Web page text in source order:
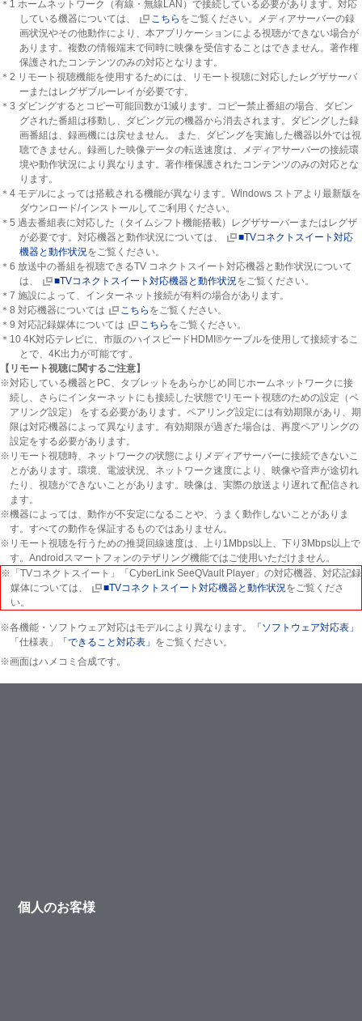
＊1 ホームネットワーク（有線・無線LAN）で接続している必要があります。対応
している機器については、
こちら をご覧ください。メディアサーバーの録
画状況やその他動作により、本アプリケーションによる視聴ができない場合が
あります。複数の情報端末で同時に映像を受信することはできません。著作権
保護されたコンテンツのみの対応となります。
＊2 リモート視聴機能を使用するためには、リモート視聴に対応したレグザサーバ
ーまたはレグザブルーレイが必要です。
＊3 ダビングするとコピー可能回数が1減ります。コピー禁止番組の場合、ダビン
グされた番組は移動し、ダビング元の機器から消去されます。ダビングした録
画番組は、録画機には戻せません。 また、ダビングを実施した機器以外では視
聴できません。録画した映像データの転送速度は、メディアサーバーの接続環
境や動作状況により異なります。著作権保護されたコンテンツのみの対応とな
ります。
＊4 モデルによっては搭載される機能が異なります。Windows ストアより最新版を
ダウンロード/インストールしてご利用ください。
＊5 過去番組表に対応した（タイムシフト機能搭載）レグザサーバーまたはレグザ
が必要です。対応機器と動作状況については、
■TVコネクトスイート対応
機器と動作状況 をご覧ください。
＊6 放送中の番組を視聴できるTV コネクトスイート対応機器と動作状況について
は、
■TVコネクトスイート対応機器と動作状況 をご覧ください。
＊7 施設によって、インターネット接続が有料の場合があります。
＊8 対応機器については
こちら をご覧ください。
＊9 対応記録媒体については
こちら をご覧ください。
＊10 4K対応テレビに、市販のハイスピードHDMI®ケーブルを使用して接続するこ
とで、4K出力が可能です。
【リモート視聴に関するご注意】
※対応している機器とPC、タブレットをあらかじめ同じホームネットワークに接
続し、さらにインターネットにも接続した状態でリモート視聴のための設定（ペ
アリング設定） をする必要があります。ペアリング設定には有効期限があり、期
限は対応機器によって異なります。有効期限が過ぎた場合は、再度ペアリングの
設定をする必要があります。
※リモート視聴時、ネットワークの状態によりメディアサーバーに接続できないこ
とがあります。環境、電波状況、ネットワーク速度により、映像や音声が途切れ
たり、視聴ができないことがあります。映像は、実際の放送より遅れて配信され
ます。
※機器によっては、動作が不安定になることや、うまく動作しないことがありま
す。すべての動作を保証するものではありません。
※リモート視聴を行うための推奨回線速度は、上り1Mbps以上、下り3Mbps以上で
す。Androidスマートフォンのテザリング機能ではご使用いただけません。
※「TVコネクトスイート」「CyberLink SeeQVault Player」の対応機器、対応記録
媒体については、
■TVコネクトスイート対応機器と動作状況 をご覧くださ
い。
※各機能・ソフトウェア対応はモデルにより異なります。
「ソフトウェア対応表」
「仕様表」
「できること対応表」 をご覧ください。
※画面はハメコミ合成です。
個人のお客様